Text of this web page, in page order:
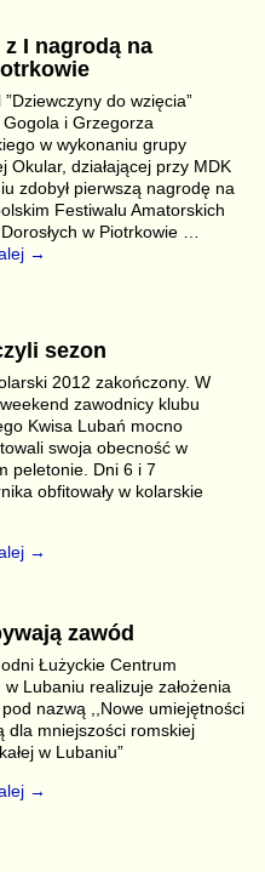
I nagrodą na
do wzięcia”
Gogola i Grzegorza
w wykonaniu grupy
Okular, działającej przy MDK
zdobył pierwszą nagrodę na
Festiwalu Amatorskich
w Piotrkowie
→
sezon
2012 zakończony. W
zawodnicy klubu
Kwisa Lubań mocno
swoja obecność w
peletonie. Dni 6 i 7
obfitowały w kolarskie
→
zawód
Łużyckie Centrum
w Lubaniu realizuje założenia
nazwą ,,Nowe umiejętności
dla mniejszości romskiej
w Lubaniu”
→